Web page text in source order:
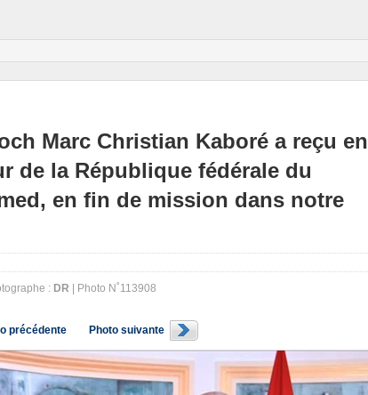
Marc Christian Kaboré a reçu en
de la République fédérale du
en fin de mission dans notre
: DR | Photo N˚113908
précédente Photo suivante